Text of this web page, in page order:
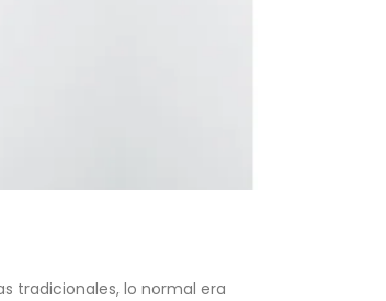
tradicionales, lo normal era